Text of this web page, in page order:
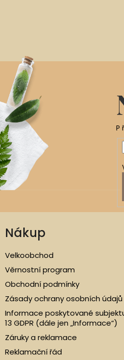
Nákup
Velkoobchod
Věrnostní program
Obchodní podmínky
Zásady ochrany osobních údajů
Informace poskytované
13 GDPR (dále jen „Informace“)
Záruky a reklamace
Reklamační řád